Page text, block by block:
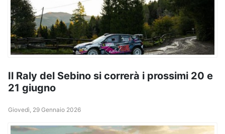
Il Raly del Sebino si correrà i prossimi 20 e
21 giugno
Giovedì, 29 Gennaio 2026